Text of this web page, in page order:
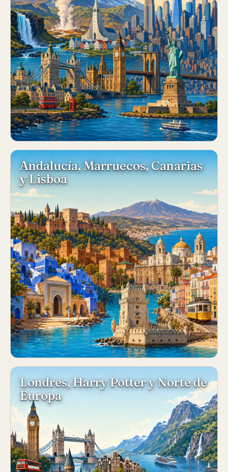
Andalucía, Marruecos, Canarias
y Lisboa
Londres, Harry Potter y Norte de
Europa